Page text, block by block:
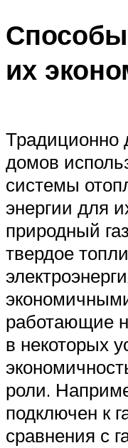
их
Традиционно
домов
системы
энергии для
природный
твердое
работающие
в некоторых
роли.
подключен к
сравнения с